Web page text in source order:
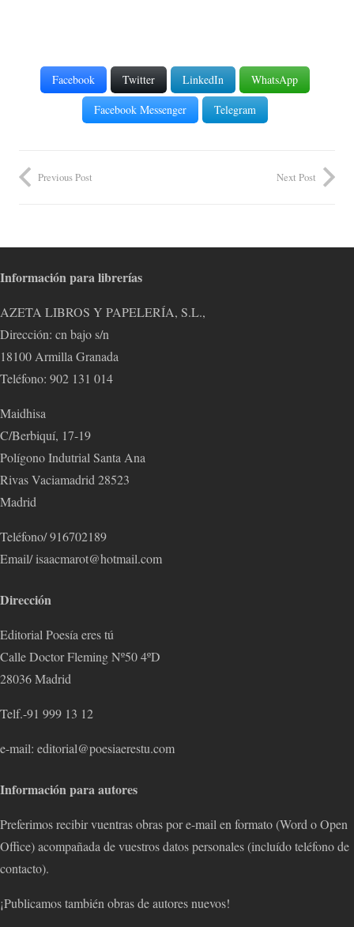
Facebook Twitter LinkedIn
WhatsApp
Facebook Messenger
Telegram
Previous Post Next Post
Información para librerías
AZETA LIBROS Y PAPELERÍA, S.L.,
Dirección: cn bajo s/n
18100 Armilla Granada
Teléfono: 902 131 014
Maidhisa
C/Berbiquí, 17-19
Polígono Indutrial Santa Ana
Rivas Vaciamadrid 28523
Madrid
Teléfono/ 916702189
Email/ isaacmarot@hotmail.com
Dirección
Editorial Poesía eres tú
Calle Doctor Fleming Nº50 4ºD
28036 Madrid
Telf.-91 999 13 12
e-mail: editorial@poesiaerestu.com
Información para autores
Preferimos recibir vuentras obras por e-mail en formato (Word o Open
Office) acompañada de vuestros datos personales (incluído teléfono de
contacto).
¡Publicamos también obras de autores nuevos!